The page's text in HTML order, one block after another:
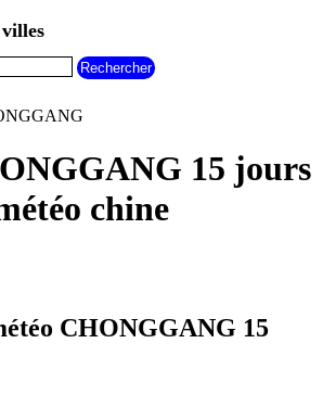
15 jours
chine
CHONGGANG 15